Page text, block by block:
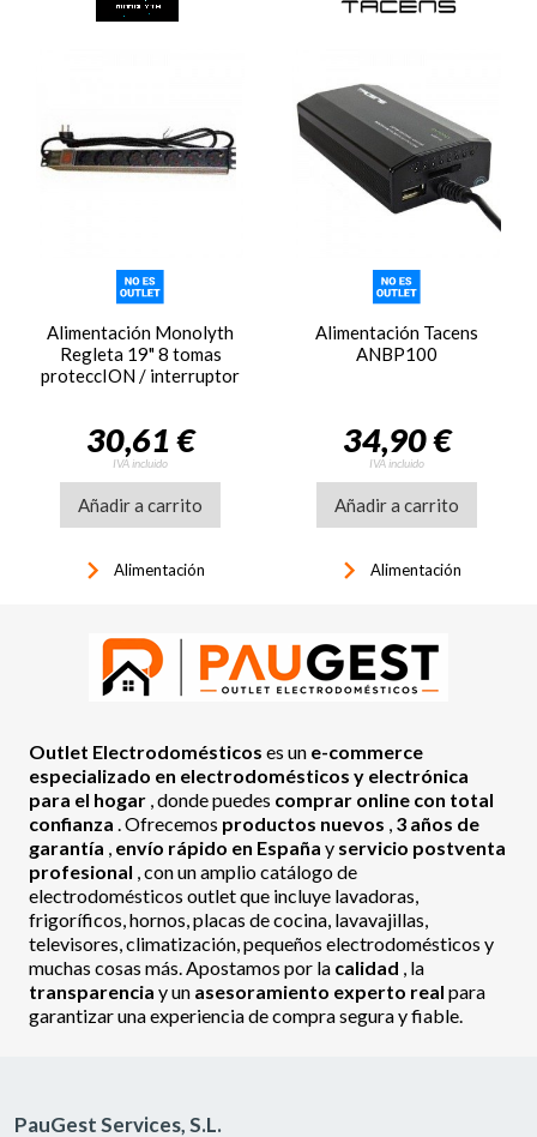
Alimentación Monolyth
Regleta 19" 8 tomas
proteccION / interruptor
30,61 €
IVA incluido
Añadir a carrito
keyboard_arrow_right Alimentación
Alimentación Tacens
ANBP100
34,90 €
IVA incluido
Añadir a carrito
keyboard_arrow_right Alimentación
Outlet Electrodomésticos es un e-commerce
especializado en electrodomésticos y electrónica
para el hogar , donde puedes comprar online con total
confianza . Ofrecemos productos nuevos , 3 años de
garantía , envío rápido en España y servicio postventa
profesional , con un amplio catálogo de
electrodomésticos outlet que incluye lavadoras,
frigoríficos, hornos, placas de cocina, lavavajillas,
televisores, climatización, pequeños electrodomésticos y
muchas cosas más. Apostamos por la calidad , la
transparencia y un asesoramiento experto real para
garantizar una experiencia de compra segura y fiable.
PauGest Services, S.L.